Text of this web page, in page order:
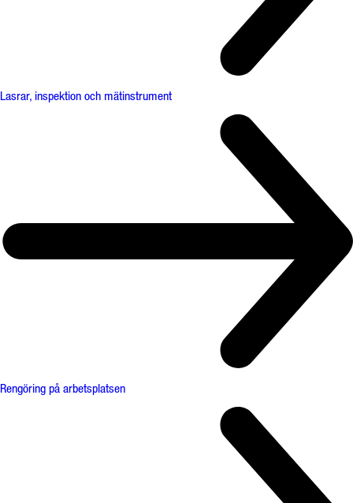
Lasrar, inspektion och mätinstrument
Rengöring på arbetsplatsen